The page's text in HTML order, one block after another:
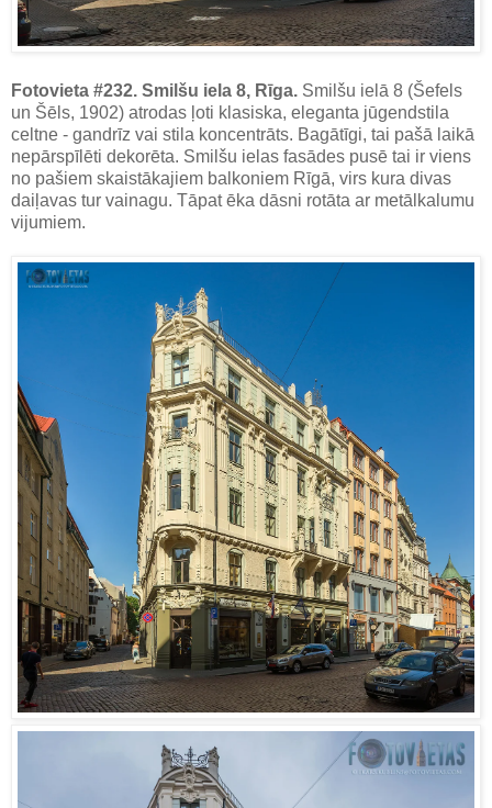
Fotovieta #232. Smilšu iela 8, Rīga. Smilšu ielā 8 (Šefels
un Šēls, 1902) atrodas ļoti klasiska, eleganta jūgendstila
celtne - gandrīz vai stila koncentrāts. Bagātīgi, tai pašā laikā
nepārspīlēti dekorēta. Smilšu ielas fasādes pusē tai ir viens
no pašiem skaistākajiem balkoniem Rīgā, virs kura divas
daiļavas tur vainagu. Tāpat ēka dāsni rotāta ar metālkalumu
vijumiem.